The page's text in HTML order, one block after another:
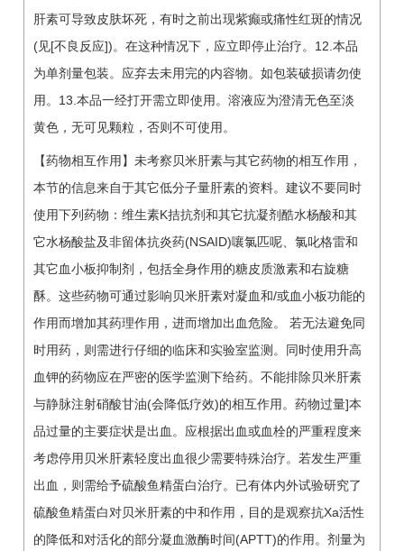
肝素可导致皮肤坏死，有时之前出现紫癫或痛性红斑的情况
(见[不良反应])。在这种情况下，应立即停止治疗。12.本品
为单剂量包装。应弃去未用完的内容物。如包装破损请勿使
用。13.本品一经打开需立即使用。溶液应为澄清无色至淡
黄色，无可见颗粒，否则不可使用。
【药物相互作用】未考察贝米肝素与其它药物的相互作用，
本节的信息来自于其它低分子量肝素的资料。建议不要同时
使用下列药物：维生素K拮抗剂和其它抗凝剂酷水杨酸和其
它水杨酸盐及非留体抗炎药(NSAID)嚷氯匹呢、氯叱格雷和
其它血小板抑制剂，包括全身作用的糖皮质激素和右旋糖
酥。这些药物可通过影响贝米肝素对凝血和/或血小板功能的
作用而增加其药理作用，进而增加出血危险。 若无法避免同
时用药，则需进行仔细的临床和实验室监测。同时使用升高
血钾的药物应在严密的医学监测下给药。不能排除贝米肝素
与静脉注射硝酸甘油(会降低疗效)的相互作用。药物过量]本
品过量的主要症状是出血。应根据出血或血栓的严重程度来
考虑停用贝米肝素轻度出血很少需要特殊治疗。若发生严重
出血，则需给予硫酸鱼精蛋白治疗。已有体内外试验研究了
硫酸鱼精蛋白对贝米肝素的中和作用，目的是观察抗Xa活性
的降低和对活化的部分凝血激酶时间(APTT)的作用。剂量为